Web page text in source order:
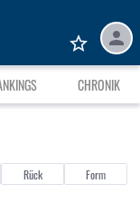
CHRONIK
Rück Form